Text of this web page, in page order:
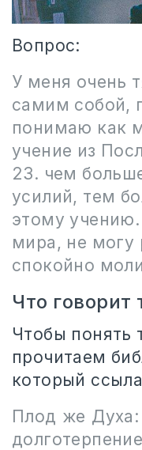
Вопрос:
У меня очень
самим собой,
понимаю как
учение из
23. чем
усилий, тем
этому учению.
мира, не могу
спокойно
Что говорит
Чтобы понять
прочитаем
который
Плод же